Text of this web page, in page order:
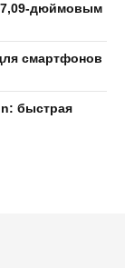
7,09-дюймовым
смартфонов
быстрая